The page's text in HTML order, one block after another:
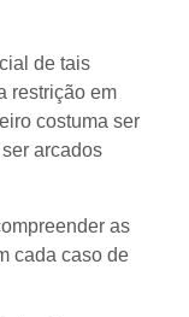
de tais
restrição em
costuma ser
arcados
as
cada caso de